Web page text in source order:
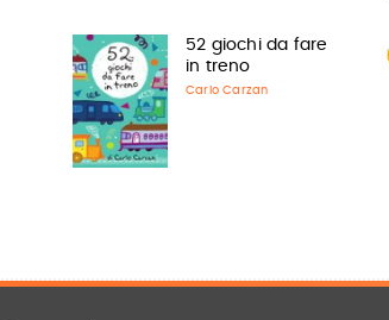
52 giochi da fare
in treno
Carlo Carzan